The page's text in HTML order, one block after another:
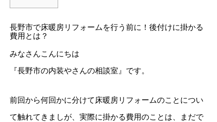
長野市で床暖房リフォームを行う前に！後付けに掛かる
費用とは？
みなさんこんにちは
『長野市の内装やさんの相談室』です。
前回から何回かに分けて床暖房リフォームのことについ
て触れてきましが、実際に掛かる費用のことは、まだで